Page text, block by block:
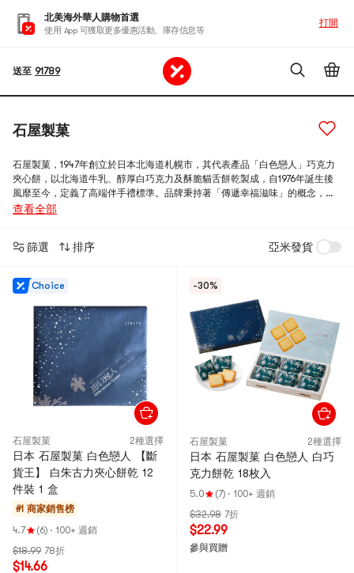
北美海外華人購物首選
使用 App 可獲取更多優惠活動、庫存信息等
打開
送至 91789
石屋製菓
石屋製菓，1947年創立於日本北海道札幌市，其代表產品「白色戀人」巧克力
夾心餅，以北海道牛乳、醇厚白巧克力及酥脆貓舌餅乾製成，自1976年誕生後
風靡至今，定義了高端伴手禮標準。品牌秉持著「傳遞幸福滋味」的概念，其
札幌工廠「白色戀人公園」集生產、觀光與博物館於一體，已成為北海道地標
查看全部
篩選 排序 亞米發貨
Choice
石屋製菓 2種選擇
日本 石屋製菓 白色戀人 【斷
貨王】 白朱古力夾心餅乾 12
件裝 1 盒
#1 商家銷售榜
4.7
(6) · 100+ 週銷
$18.99 78折
$14.66
-30%
石屋製菓 2種選擇
日本 石屋製菓 白色戀人 白巧
克力餅乾 18枚入
5.0 (7) · 100+ 週銷
$32.98 7折
$22.99
參與買贈